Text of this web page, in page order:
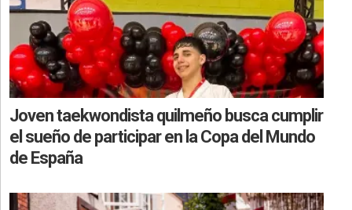
Joven taekwondista quilmeño busca cumplir
el sueño de participar en la Copa del Mundo
de España